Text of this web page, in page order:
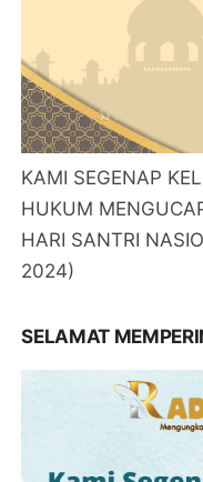
KAMI SEGENAP
HUKUM
HARI SANTRI
2024)
SELAMAT